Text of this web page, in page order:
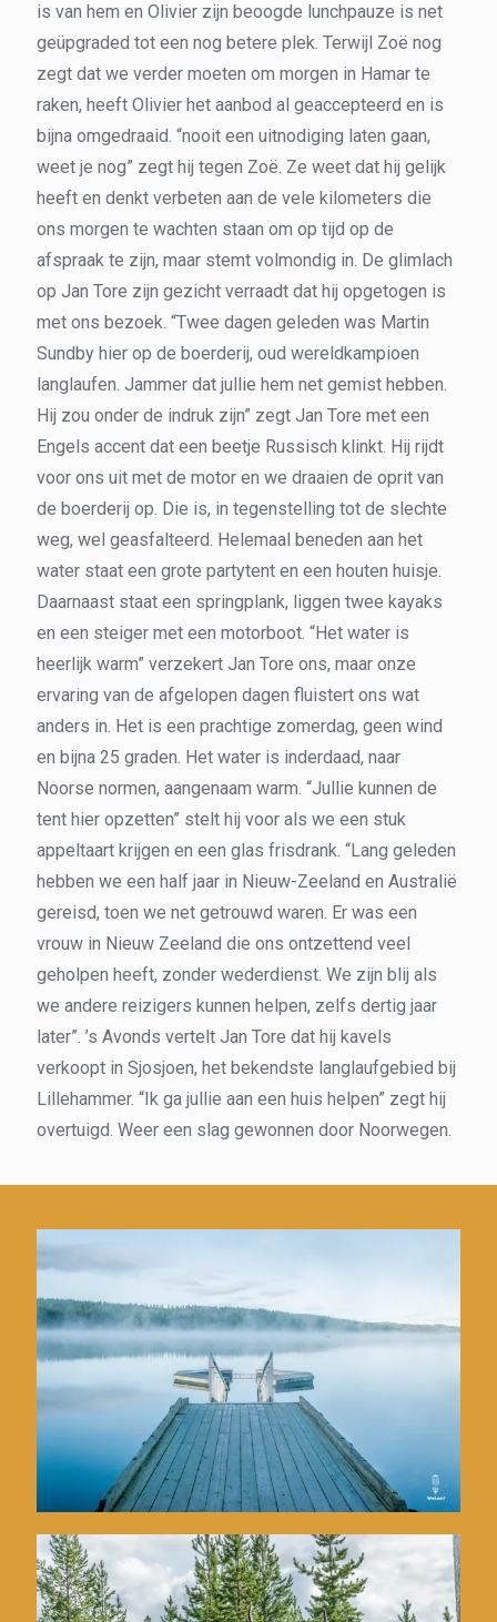
is van hem en Olivier zijn beoogde lunchpauze is net
geüpgraded tot een nog betere plek. Terwijl Zoë nog
zegt dat we verder moeten om morgen in Hamar te
raken, heeft Olivier het aanbod al geaccepteerd en is
bijna omgedraaid. “nooit een uitnodiging laten gaan,
weet je nog” zegt hij tegen Zoë. Ze weet dat hij gelijk
heeft en denkt verbeten aan de vele kilometers die
ons morgen te wachten staan om op tijd op de
afspraak te zijn, maar stemt volmondig in. De glimlach
op Jan Tore zijn gezicht verraadt dat hij opgetogen is
met ons bezoek. “Twee dagen geleden was Martin
Sundby hier op de boerderij, oud wereldkampioen
langlaufen. Jammer dat jullie hem net gemist hebben.
Hij zou onder de indruk zijn” zegt Jan Tore met een
Engels accent dat een beetje Russisch klinkt. Hij rijdt
voor ons uit met de motor en we draaien de oprit van
de boerderij op. Die is, in tegenstelling tot de slechte
weg, wel geasfalteerd. Helemaal beneden aan het
water staat een grote partytent en een houten huisje.
Daarnaast staat een springplank, liggen twee kayaks
en een steiger met een motorboot. “Het water is
heerlijk warm” verzekert Jan Tore ons, maar onze
ervaring van de afgelopen dagen fluistert ons wat
anders in. Het is een prachtige zomerdag, geen wind
en bijna 25 graden. Het water is inderdaad, naar
Noorse normen, aangenaam warm. “Jullie kunnen de
tent hier opzetten” stelt hij voor als we een stuk
appeltaart krijgen en een glas frisdrank. “Lang geleden
hebben we een half jaar in Nieuw-Zeeland en Australië
gereisd, toen we net getrouwd waren. Er was een
vrouw in Nieuw Zeeland die ons ontzettend veel
geholpen heeft, zonder wederdienst. We zijn blij als
we andere reizigers kunnen helpen, zelfs dertig jaar
later”. ’s Avonds vertelt Jan Tore dat hij kavels
verkoopt in Sjosjoen, het bekendste langlaufgebied bij
Lillehammer. “Ik ga jullie aan een huis helpen” zegt hij
overtuigd. Weer een slag gewonnen door Noorwegen.